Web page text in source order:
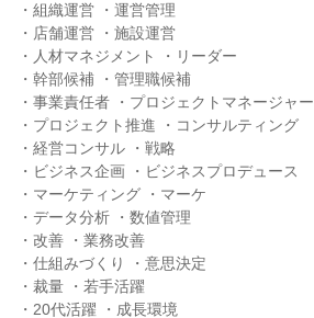
・組織運営 ・運営管理
・店舗運営 ・施設運営
・人材マネジメント ・リーダー
・幹部候補 ・管理職候補
・事業責任者 ・プロジェクトマネージャー
・プロジェクト推進 ・コンサルティング
・経営コンサル ・戦略
・ビジネス企画 ・ビジネスプロデュース
・マーケティング ・マーケ
・データ分析 ・数値管理
・改善 ・業務改善
・仕組みづくり ・意思決定
・裁量 ・若手活躍
・20代活躍 ・成長環境